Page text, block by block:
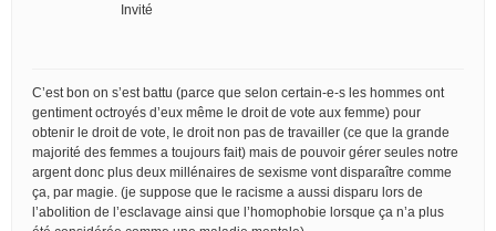
Invité
C’est bon on s’est battu (parce que selon certain-e-s les hommes ont
gentiment octroyés d’eux même le droit de vote aux femme) pour
obtenir le droit de vote, le droit non pas de travailler (ce que la grande
majorité des femmes a toujours fait) mais de pouvoir gérer seules notre
argent donc plus deux millénaires de sexisme vont disparaître comme
ça, par magie. (je suppose que le racisme a aussi disparu lors de
l’abolition de l’esclavage ainsi que l’homophobie lorsque ça n’a plus